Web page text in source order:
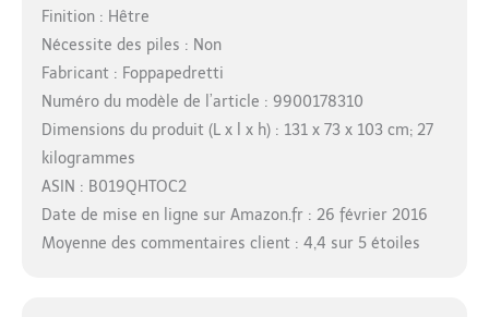
Finition : Hêtre
Nécessite des piles : Non
Fabricant : Foppapedretti
Numéro du modèle de l’article : 9900178310
Dimensions du produit (L x l x h) : 131 x 73 x 103 cm; 27
kilogrammes
ASIN : B019QHTOC2
Date de mise en ligne sur Amazon.fr : 26 février 2016
Moyenne des commentaires client : 4,4 sur 5 étoiles